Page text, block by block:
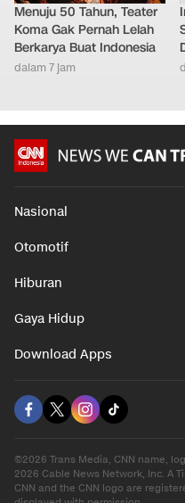
Menuju 50 Tahun, Teater
Koma Gak Pernah Lelah
Berkarya Buat Indonesia
dalam 7 jam
Nasional
Otomotif
Hiburan
Gaya Hidup
Download Apps
©2026 Trans Media, CNN name,
2026 Cable News Network, Inc. A
CNN and the CNN logo are